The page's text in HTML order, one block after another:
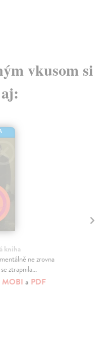
vkusom si
kniha
ne zrovna
ztrapnila...
MOBI a PDF